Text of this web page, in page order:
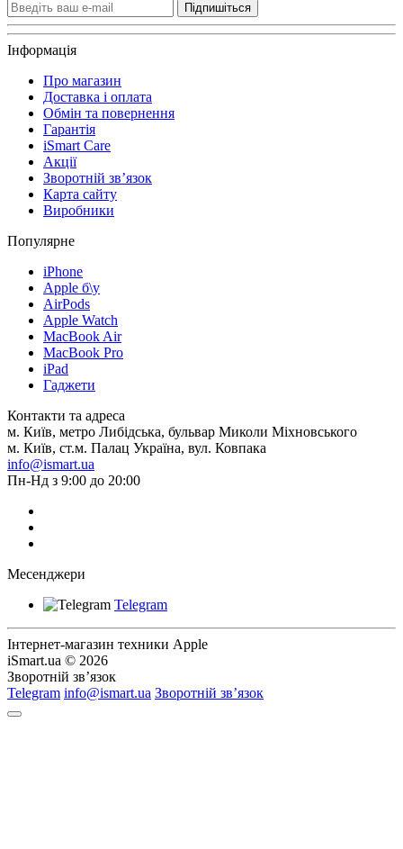
Підпишіться
Інформація
Про магазин
Доставка і оплата
Обмін та повернення
Гарантія
iSmart Care
Акції
Зворотній зв’язок
Карта сайту
Виробники
Популярне
iPhone
Apple б\у
AirPods
Apple Watch
MacBook Air
MacBook Pro
iPad
Гаджети
Контакти та адреса
м. Київ, метро Либідська, бульвар Миколи Міхновського
м. Київ, ст.м. Палац Україна, вул. Ковпака
info@ismart.ua
Пн-Нд з 9:00 до 20:00
Месенджери
Telegram
Інтернет-магазин техники Apple
iSmart.ua © 2026
Зворотній зв’язок
Telegram info@ismart.ua Зворотній зв’язок